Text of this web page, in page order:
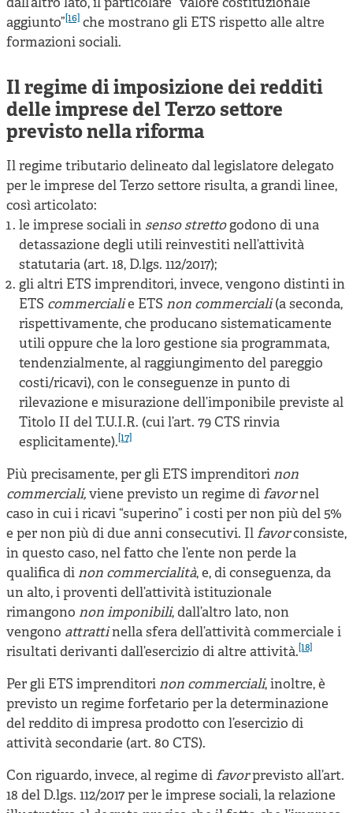
dall’altro lato, il particolare “valore costituzionale
aggiunto”[16] che mostrano gli ETS rispetto alle altre
formazioni sociali.
Il regime di imposizione dei redditi
delle imprese del Terzo settore
previsto nella riforma
Il regime tributario delineato dal legislatore delegato
per le imprese del Terzo settore risulta, a grandi linee,
così articolato:
le imprese sociali in senso strettogodono di una
detassazione degli utili reinvestiti nell’attività
statutaria (art. 18, D.lgs. 112/2017);
gli altri ETS imprenditori, invece, vengono distinti in
ETS commercialie ETS non commerciali(a seconda,
rispettivamente, che producano sistematicamente
utili oppure che la loro gestione sia programmata,
tendenzialmente, al raggiungimento del pareggio
costi/ricavi), con le conseguenze in punto di
rilevazione e misurazione dell’imponibile previste al
Titolo II del T.U.I.R. (cui l’art. 79 CTS rinvia
esplicitamente).[17]
Più precisamente, per gli ETS imprenditorinon
commerciali,viene previsto un regime difavornel
caso in cui i ricavi “superino” i costi per non più del 5%
e per non più di due anni consecutivi. Ilfavorconsiste,
in questo caso, nel fatto che l’ente non perde la
qualifica dinon commercialità, e, di conseguenza, da
un alto, i proventi dell’attività istituzionale
rimangono non imponibili, dall’altro lato, non
vengono attrattinella sfera dell’attività commerciale i
risultati derivanti dall’esercizio di altre attività.[18]
Per gli ETS imprenditorinon commerciali, inoltre, è
previsto un regime forfetario per la determinazione
del reddito di impresa prodotto con l’esercizio di
attività secondarie (art. 80 CTS).
Con riguardo, invece, al regime difavorprevisto all’art.
18 del D.lgs. 112/2017 per le imprese sociali, la relazione